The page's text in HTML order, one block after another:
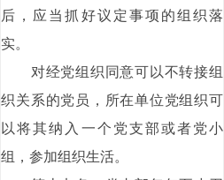
后，应当抓好议定事项的组织落
实。
对经党组织同意可以不转接组
织关系的党员，所在单位党组织可
以将其纳入一个党支部或者党小
组，参加组织生活。